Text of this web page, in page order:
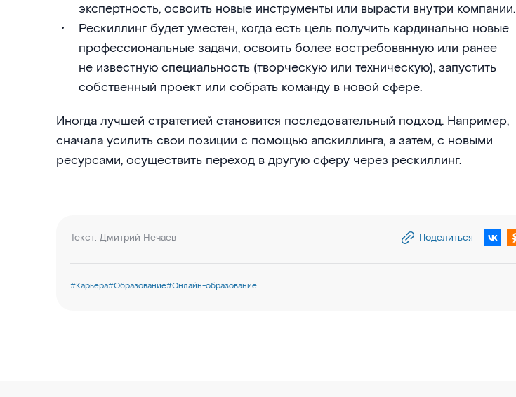
экспертность, освоить новые инструменты или вырасти внутри компании.
Рескиллинг будет уместен, когда есть цель получить кардинально новые
профессиональные задачи, освоить более востребованную или ранее
не известную специальность (творческую или техническую), запустить
собственный проект или собрать команду в новой сфере.
Иногда лучшей стратегией становится последовательный подход. Например,
сначала усилить свои позиции с помощью апскиллинга, а затем, с новыми
ресурсами, осуществить переход в другую сферу через рескиллинг.
Текст: Дмитрий Нечаев Поделиться
#Карьера#Образование#Онлайн-образование